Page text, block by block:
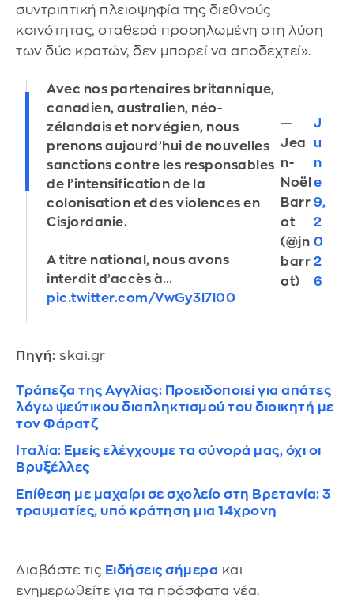
συντριπτική πλειοψηφία της διεθνούς
κοινότητας, σταθερά προσηλωμένη στη λύση
των δύο κρατών, δεν μπορεί να αποδεχτεί».
Avec nos partenaires britannique,
canadien, australien, néo-
zélandais et norvégien, nous
prenons aujourd’hui de nouvelles
sanctions contre les responsables
de l’intensification de la
colonisation et des violences en
Cisjordanie.
A titre national, nous avons
interdit d’accès à…
pic.twitter.com/VwGy3l7l00
—
Jea
n-
Noël
Barr
ot
(@jn
barr
ot)
J
u
n
e
9,
2
0
2
6
Πηγή: skai.gr
Τράπεζα της Αγγλίας: Προειδοποιεί για απάτες
λόγω ψεύτικου διαπληκτισμού του διοικητή με
τον Φάρατζ
Ιταλία: Εμείς ελέγχουμε τα σύνορά μας, όχι οι
Βρυξέλλες
Επίθεση με μαχαίρι σε σχολείο στη Βρετανία: 3
τραυματίες, υπό κράτηση μια 14χρονη
Διαβάστε τις Ειδήσεις σήμερα και
ενημερωθείτε για τα πρόσφατα νέα.